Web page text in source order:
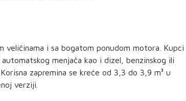
i sa bogatom ponudom motora. Kupci
menjača kao i dizel, benzinskog ili
zapremina se kreće od 3,3 do 3,9 m³ u
verziji.